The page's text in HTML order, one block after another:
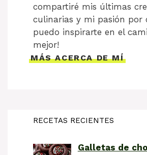
compartiré mis últimas
culinarias y mi pasión por
puedo inspirarte en el
mejor!
MÁS ACERCA DE MÍ
RECETAS RECIENTES
Galletas de